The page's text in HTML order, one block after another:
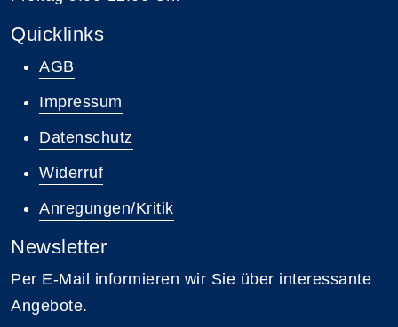
Quicklinks
AGB
Impressum
Datenschutz
Widerruf
Anregungen/Kritik
Newsletter
Per E-Mail informieren wir Sie über interessante
Angebote.